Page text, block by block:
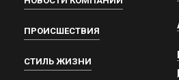
ПРОИСШЕСТВИЯ
СТИЛЬ ЖИЗНИ